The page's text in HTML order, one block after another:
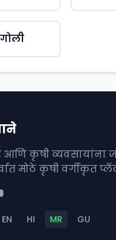
आणि कृषी व्यवसायांना
मोठे कृषी वर्गीकृत
EN HI MR GU